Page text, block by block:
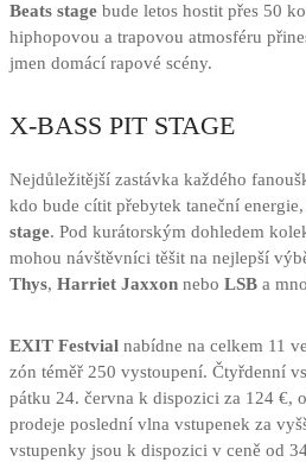
Beats stage bude letos hostit přes 50
hiphopovou a trapovou atmosféru
jmen domácí rapové scény.
X-BASS PIT STAGE
Nejdůležitější zastávka každého
kdo bude cítit přebytek taneční
stage. Pod kurátorským dohledem
mohou návštěvníci těšit na nejlepší
Thys, Harriet Jaxxon nebo LSB a
EXIT Festvial nabídne na celkem 11
zón téměř 250 vystoupení. Čtyřdenní
pátku 24. června k dispozici za 124 €,
prodeje poslední vlna vstupenek za
vstupenky jsou k dispozici v ceně od